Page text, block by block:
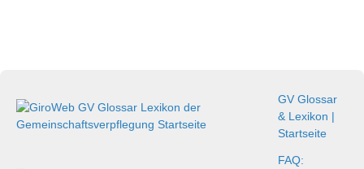
GV Glossar
& Lexikon |
Startseite
FAQ: